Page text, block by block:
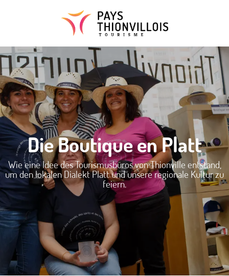
Die Boutique en Platt
Wie eine Idee des Tourismusbüros von Thionville entstand,
um den lokalen Dialekt Platt und unsere regionale Kultur zu
feiern.